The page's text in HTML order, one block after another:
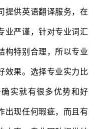
供英语翻译服务，在
业严谨，针对专业词汇
构特别合理，所以专业
效果。选择专业实力比
实就有很多优势和好
出现任何瑕疵，而且有